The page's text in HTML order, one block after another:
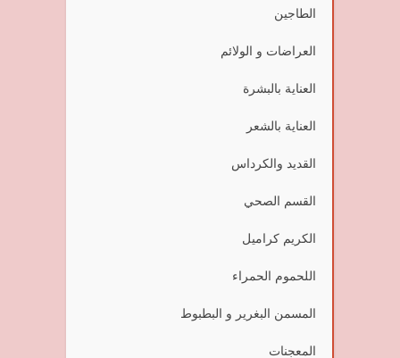
الطاجين
العراضات و الولائم
العناية بالبشرة
العناية بالشعر
القديد والكرداس
القسم الصحي
الكريم كراميل
اللحموم الحمراء
المسمن البغرير و البطبوط
المعجنات